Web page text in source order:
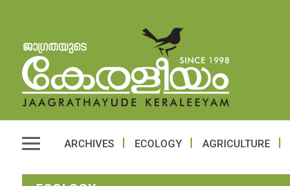
ARCHIVES ECOLOGY AGRICULTURE